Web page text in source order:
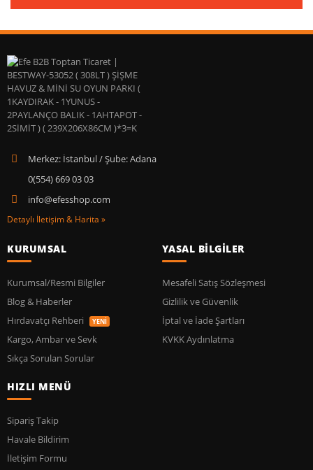
Merkez: İstanbul / Şube: Adana
0(554) 669 03 03
info@efesshop.com
Detaylı İletişim & Harita »
KURUMSAL
Kurumsal/Resmi Bilgiler
Blog & Haberler
Hırdavatçı Rehberi
YENİ
Kargo, Ambar ve Sevk
Sıkça Sorulan Sorular
YASAL BİLGİLER
Mesafeli Satış Sözleşmesi
Gizlilik ve Güvenlik
İptal ve İade Şartları
KVKK Aydınlatma
HIZLI MENÜ
Sipariş Takip
Havale Bildirim
İletişim Formu